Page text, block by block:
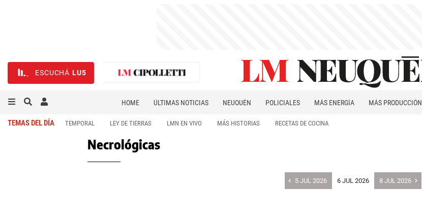
ESCUCHÁ LU5
HOME ÚLTIMAS NOTICIAS NEUQUÉN POLICIALES MÁS ENERGÍA MÁS PRODUCCIÓN
TEMAS DEL DÍA TEMPORAL LEY DE TIERRAS LMN EN VIVO MÁS HISTORIAS RECETAS DE COCINA
Necrológicas
5 JUL 2026 6 JUL 2026 8 JUL 2026